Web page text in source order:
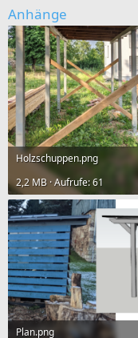
Anhänge
Holzschuppen.png
2,2 MB · Aufrufe: 61
Plan.png